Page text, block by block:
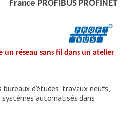
France PROFIBUS PROFINET
réseau sans fil dans un atelier
bureaux d’études, travaux neufs,
systèmes automatisés dans